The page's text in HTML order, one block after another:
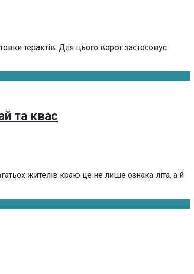
терактів. Для цього ворог застосовує
та квас
жителів краю це не лише ознака літа, а й